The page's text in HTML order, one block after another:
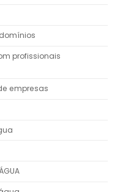
profissionais
empresas